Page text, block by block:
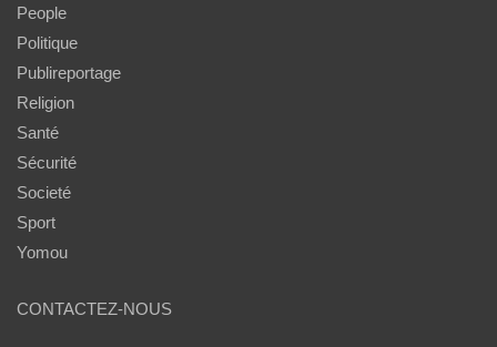
People
Politique
Publireportage
Religion
Santé
Sécurité
Societé
Sport
Yomou
CONTACTEZ-NOUS